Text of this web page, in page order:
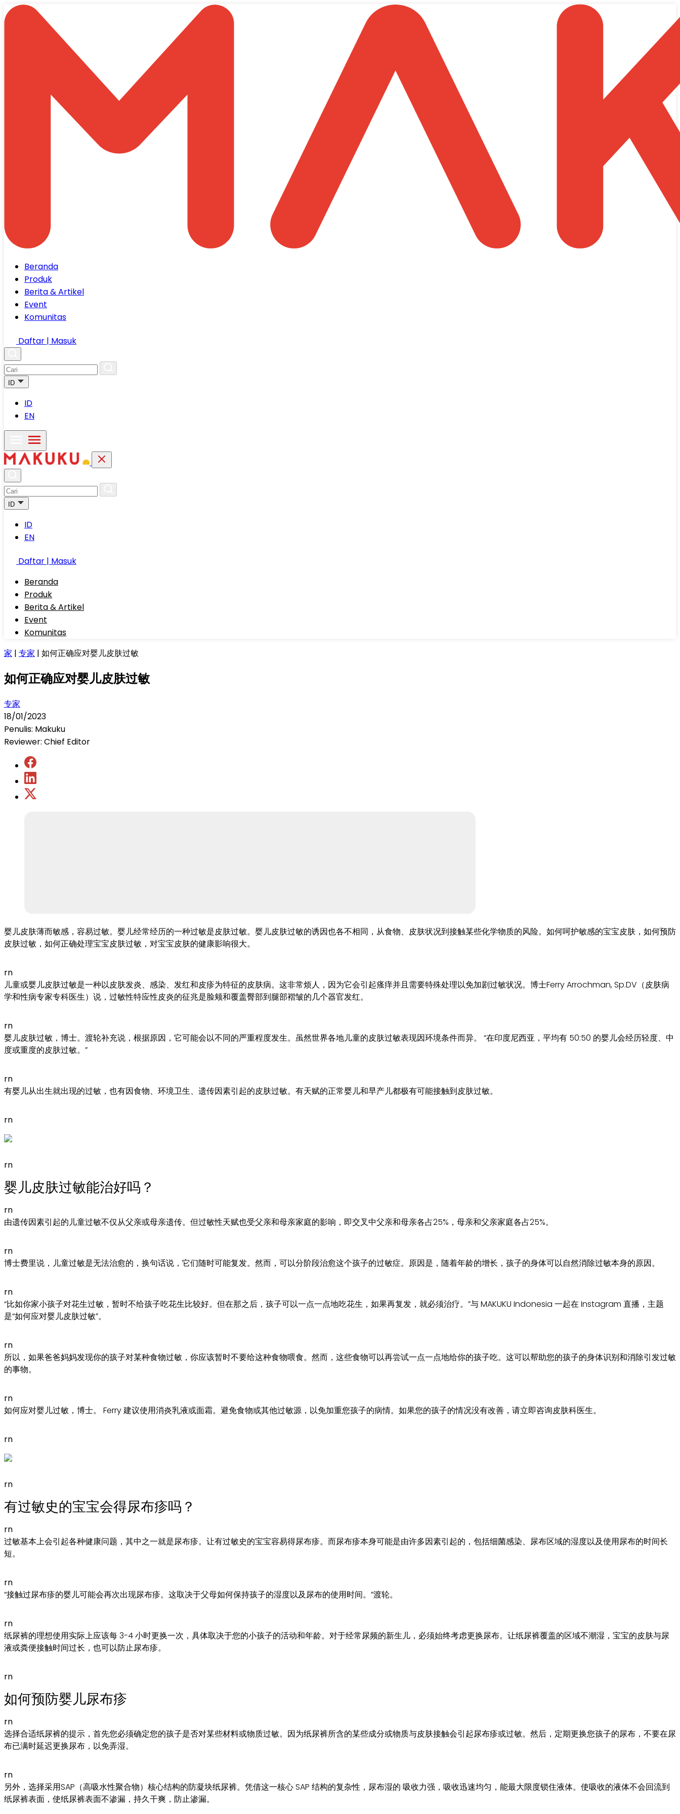
Beranda
Produk
Berita & Artikel
Event
Komunitas
Daftar | Masuk
ID
ID
EN
ID
ID
EN
Daftar | Masuk
Beranda
Produk
Berita & Artikel
Event
Komunitas
家 | 专家 | 如何正确应对婴儿皮肤过敏
如何正确应对婴儿皮肤过敏
专家
18/01/2023
Penulis: Makuku
Reviewer: Chief Editor
婴儿皮肤薄而敏感，容易过敏。婴儿经常经历的一种过敏是皮肤过敏。婴儿皮肤过敏的诱因也各不相同，从食物、皮肤状况到接触某些化学物质的风险。如何呵护敏感的宝宝皮肤，如何预防
皮肤过敏，如何正确处理宝宝皮肤过敏，对宝宝皮肤的健康影响很大。
rn
儿童或婴儿皮肤过敏是一种以皮肤发炎、感染、发红和皮疹为特征的皮肤病。这非常烦人，因为它会引起瘙痒并且需要特殊处理以免加剧过敏状况。博士Ferry Arrochman, Sp.DV（皮肤病
学和性病专家专科医生）说，过敏性特应性皮炎的征兆是脸颊和覆盖臀部到腿部褶皱的几个器官发红。
rn
婴儿皮肤过敏，博士。渡轮补充说，根据原因，它可能会以不同的严重程度发生。虽然世界各地儿童的皮肤过敏表现因环境条件而异。 “在印度尼西亚，平均有 50:50 的婴儿会经历轻度、中
度或重度的皮肤过敏。”
rn
有婴儿从出生就出现的过敏，也有因食物、环境卫生、遗传因素引起的皮肤过敏。有天赋的正常婴儿和早产儿都极有可能接触到皮肤过敏。
rn
rn
婴儿皮肤过敏能治好吗？
rn
由遗传因素引起的儿童过敏不仅从父亲或母亲遗传。但过敏性天赋也受父亲和母亲家庭的影响，即交叉中父亲和母亲各占25%，母亲和父亲家庭各占25%。
rn
博士费里说，儿童过敏是无法治愈的，换句话说，它们随时可能复发。然而，可以分阶段治愈这个孩子的过敏症。原因是，随着年龄的增长，孩子的身体可以自然消除过敏本身的原因。
rn
“比如你家小孩子对花生过敏，暂时不给孩子吃花生比较好。但在那之后，孩子可以一点一点地吃花生，如果再复发，就必须治疗。”与 MAKUKU Indonesia 一起在 Instagram 直播，主题
是“如何应对婴儿皮肤过敏”。
rn
所以，如果爸爸妈妈发现你的孩子对某种食物过敏，你应该暂时不要给这种食物喂食。然而，这些食物可以再尝试一点一点地给你的孩子吃。这可以帮助您的孩子的身体识别和消除引发过敏
的事物。
rn
如何应对婴儿过敏，博士。 Ferry 建议使用消炎乳液或面霜。避免食物或其他过敏源，以免加重您孩子的病情。如果您的孩子的情况没有改善，请立即咨询皮肤科医生。
rn
rn
有过敏史的宝宝会得尿布疹吗？
rn
过敏基本上会引起各种健康问题，其中之一就是尿布疹。让有过敏史的宝宝容易得尿布疹。而尿布疹本身可能是由许多因素引起的，包括细菌感染、尿布区域的湿度以及使用尿布的时间长
短。
rn
“接触过尿布疹的婴儿可能会再次出现尿布疹。这取决于父母如何保持孩子的湿度以及尿布的使用时间。”渡轮。
rn
纸尿裤的理想使用实际上应该每 3-4 小时更换一次，具体取决于您的小孩子的活动和年龄。对于经常尿频的新生儿，必须始终考虑更换尿布。让纸尿裤覆盖的区域不潮湿，宝宝的皮肤与尿
液或粪便接触时间过长，也可以防止尿布疹。
rn
如何预防婴儿尿布疹
rn
选择合适纸尿裤的提示，首先您必须确定您的孩子是否对某些材料或物质过敏。因为纸尿裤所含的某些成分或物质与皮肤接触会引起尿布疹或过敏。然后，定期更换您孩子的尿布，不要在尿
布已满时延迟更换尿布，以免弄湿。
rn
另外，选择采用SAP（高吸水性聚合物）核心结构的防凝块纸尿裤。凭借这一核心 SAP 结构的复杂性，尿布湿的 吸收力强，吸收迅速均匀，能最大限度锁住液体。使吸收的液体不会回流到
纸尿裤表面，使纸尿裤表面不渗漏，持久干爽，防止渗漏。